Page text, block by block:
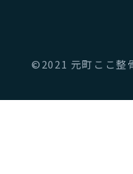
©2021 元町ここ